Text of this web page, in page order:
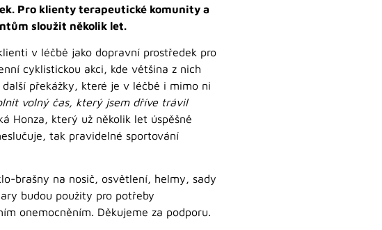
Pro klienty terapeutické komunity a
sloužit několik let.
v léčbě jako dopravní prostředek pro
cyklistickou akci, kde většina z nich
překážky, které je v léčbě i mimo ni
volný čas, který jsem dříve trávil
Honza, který už několik let úspěšně
tak pravidelné sportování
brašny na nosič, osvětlení, helmy, sady
budou použity pro potřeby
onemocněním. Děkujeme za podporu.